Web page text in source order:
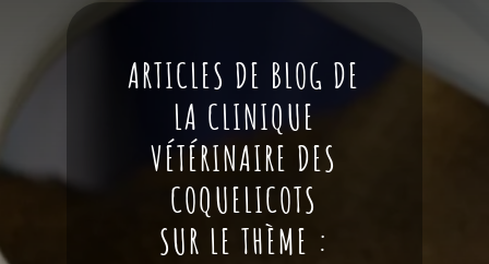
ARTICLES DE BLOG DE
LA CLINIQUE
VÉTÉRINAIRE DES
COQUELICOTS
SUR LE THÈME :